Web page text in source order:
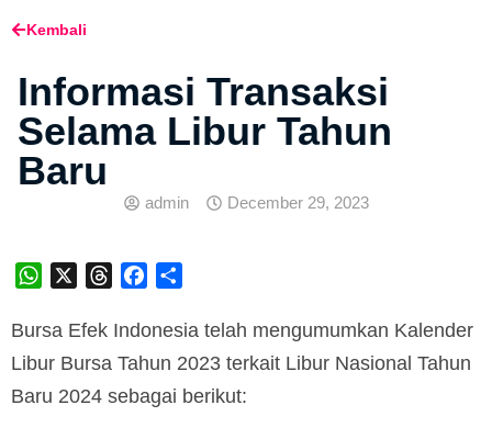
Kembali
Informasi Transaksi
Selama Libur Tahun
Baru
admin December 29, 2023
WhatsApp ThreadsFacebook
Bursa Efek Indonesia telah mengumumkan Kalender
Libur Bursa Tahun 2023 terkait Libur Nasional Tahun
Baru 2024 sebagai berikut: